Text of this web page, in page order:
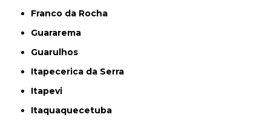
Franco da Rocha
Guararema
Guarulhos
Itapecerica da Serra
Itapevi
Itaquaquecetuba